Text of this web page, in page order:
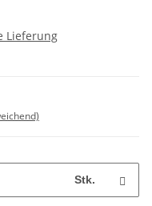
Lieferung
Stk.